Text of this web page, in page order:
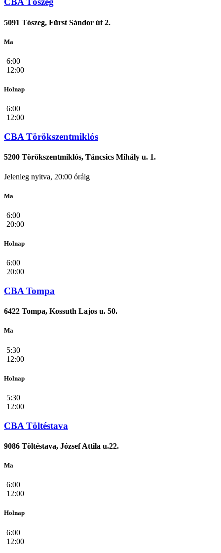
5091 Tószeg, Fürst Sándor út 2.
Ma
6:00
12:00
Holnap
6:00
12:00
CBA Törökszentmiklós
5200 Törökszentmiklós, Táncsics Mihály u. 1.
Jelenleg nyitva, 20:00 óráig
Ma
6:00
20:00
Holnap
6:00
20:00
CBA Tompa
6422 Tompa, Kossuth Lajos u. 50.
Ma
5:30
12:00
Holnap
5:30
12:00
CBA Töltéstava
9086 Töltéstava, József Attila u.22.
Ma
6:00
12:00
Holnap
6:00
12:00